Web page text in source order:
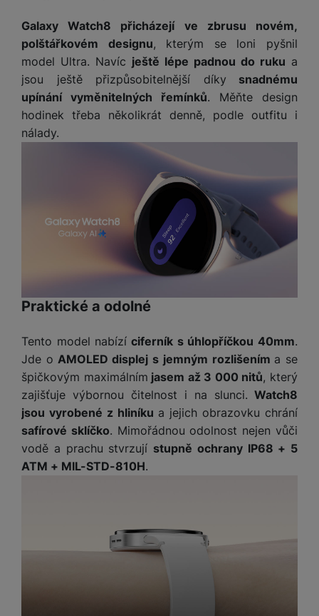
Galaxy Watch8 přicházejí ve zbrusu novém,
polštářkovém designu, kterým se loni pyšnil
model Ultra. Navíc ještě lépe padnou do ruku a
jsou ještě přizpůsobitelnější díky snadnému
upínání vyměnitelných řemínků. Měňte design
hodinek třeba několikrát denně, podle outfitu i
nálady.
Praktické a odolné
Tento model nabízí ciferník s úhlopříčkou 40mm.
Jde o AMOLED displej s jemným rozlišením a se
špičkovým maximálním jasem až 3 000 nitů, který
zajišťuje výbornou čitelnost i na slunci. Watch8
jsou vyrobené z hliníku a jejich obrazovku chrání
safírové sklíčko. Mimořádnou odolnost nejen vůči
vodě a prachu stvrzují stupně ochrany IP68 + 5
ATM + MIL-STD-810H.